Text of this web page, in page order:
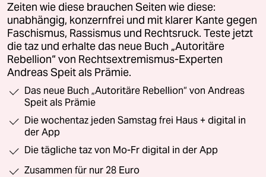
Zeiten wie diese brauchen Seiten wie diese:
unabhängig, konzernfrei und mit klarer Kante gegen
Faschismus, Rassismus und Rechtsruck. Teste jetzt
die taz und erhalte das neue Buch „Autoritäre
Rebellion“ von Rechtsextremismus-Experten
Andreas Speit als Prämie.
Das neue Buch „Autoritäre Rebellion“ von Andreas
Speit als Prämie
Die wochentaz jeden Samstag frei Haus + digital in
der App
Die tägliche taz von Mo-Fr digital in der App
Zusammen für nur 28 Euro